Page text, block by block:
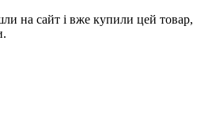
на сайт і вже купили цей товар,